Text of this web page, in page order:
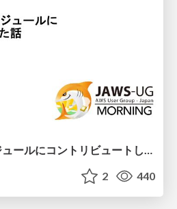
ECSのTerraformモジュールにコントリビュートした話
2 440